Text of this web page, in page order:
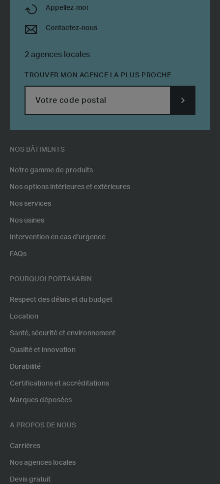
NOS BÂTIMENTS
Notre gamme de produits
Nos options intérieures et extérieures
Nos services
Nos usines
Intervention en cas d’urgence
FAQs
POURQUOI PORTAKABIN
Respect des délais et du budget
Location
Santé, sécurité et environnement
Qualité et innovation
Durabilité
Certifications et accréditations
Marques déposées
A PROPOS DE NOUS
Carrières
Nos agences locales
Devis gratuit
Appellez-moi
Contactez-nous
2 agences locales
TROUVER MON AGENCE LA PLUS PROCHE
POSTCODE